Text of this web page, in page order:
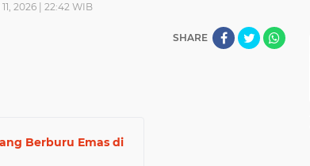
2026 | 22:42 WIB
SHARE
Berburu Emas di